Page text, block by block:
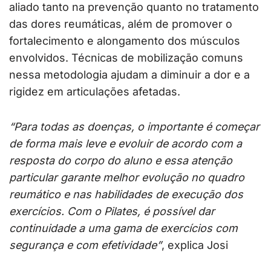
aliado tanto na prevenção quanto no tratamento
das dores reumáticas, além de promover o
fortalecimento e alongamento dos músculos
envolvidos. Técnicas de mobilização comuns
nessa metodologia ajudam a diminuir a dor e a
rigidez em articulações afetadas.
“Para todas as doenças, o importante é começar
de forma mais leve e evoluir de acordo com a
resposta do corpo do aluno e essa atenção
particular garante melhor evolução no quadro
reumático e nas habilidades de execução dos
exercícios. Com o Pilates, é possível dar
continuidade a uma gama de exercícios com
segurança e com efetividade”, explica Josi